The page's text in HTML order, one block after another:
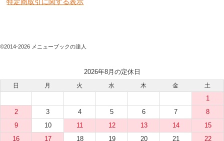
©2014-2026 メニューブックの達人
2026年8月の定休日
日 月 火 水 木 金 土
1
2
3 4 5 6 7
8
9
10 11 12 13 14
15
16
17 18 19 20 21
22